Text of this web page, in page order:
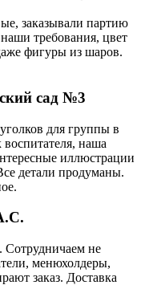
заказывали партию
требования, цвет
фигуры из шаров.
сад №3
для группы в
воспитателя, наша
иллюстрации
детали продуманы.
Сотрудничаем не
менюхолдеры,
заказ. Доставка